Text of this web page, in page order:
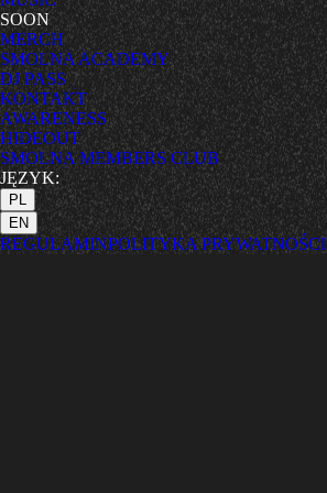
SOON
MERCH
SMOLNA ACADEMY
DJ PASS
KONTAKT
AWARENESS
HIDEOUT
SMOLNA MEMBERS CLUB
JĘZYK:
PL
EN
REGULAMINPOLITYKA PRYWATNOŚCI